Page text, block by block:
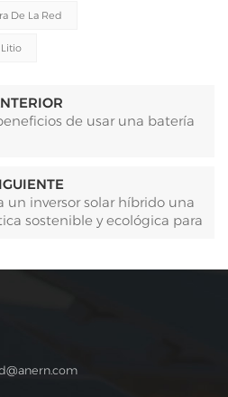
De La Red
de usar una batería
un inversor solar híbrido una
sostenible y ecológica para